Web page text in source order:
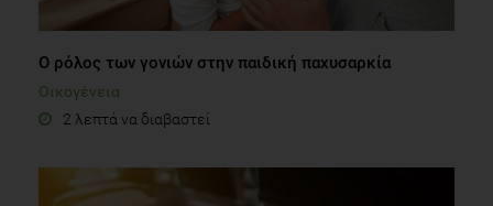
Ο ρόλος των γονιών στην παιδική παχυσαρκία
Οικογένεια
2 λεπτά να διαβαστεί